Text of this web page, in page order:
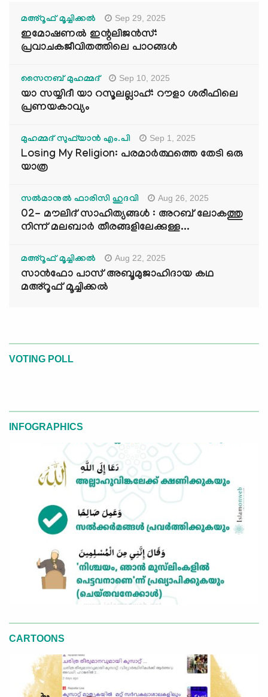
മഅ്റൂഫ് മൂച്ചിക്കല്‍ Sep 29, 2025
ഇമോഷണൽ ഇന്റലിജൻസ്:
പ്രവാചകജീവിതത്തിലെ പാഠങ്ങൾ
സൈനബ് മുഹമ്മദ് Sep 10, 2025
യാ സയ്യിദീ യാ റസൂലല്ലാഹ്: റൗളാ ശരീഫിലെ
പ്രണയകാവ്യം
മുഹമ്മദ് സുഫ്‌യാൻ എം.പി Sep 1, 2025
Losing My Religion: പരമാർത്ഥത്തെ തേടി ഒരു
യാത്ര
സൽമാനുൽ ഫാരിസി ഹുദവി Aug 26, 2025
02- മൗലിദ് സാഹിത്യങ്ങൾ : അറബ് ലോകത്തു
നിന്ന് മലബാർ തീരങ്ങളിലേക്കുള്ള...
മഅ്റൂഫ് മൂച്ചിക്കല്‍ Aug 22, 2025
സാൻഫോ പാസ് അബൂമുജാഹിദായ കഥ
മഅ്റൂഫ് മൂച്ചിക്കല്‍
VOTING POLL
INFOGRAPHICS
CARTOONS